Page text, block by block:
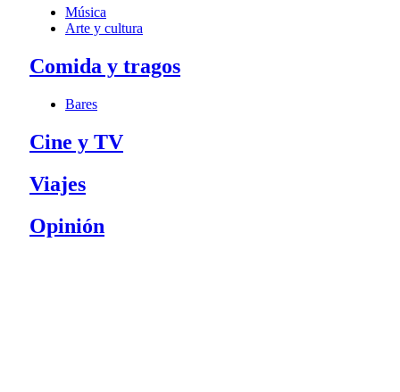
Música
Arte y cultura
Comida y tragos
Bares
Cine y TV
Viajes
Opinión